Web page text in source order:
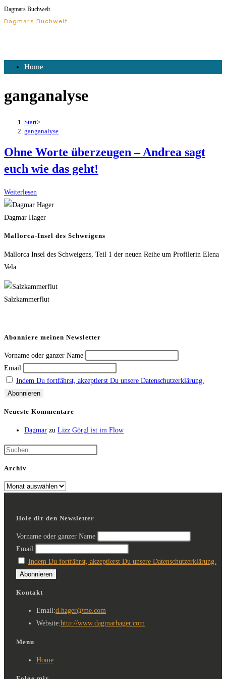
Dagmars Buchwelt
Dagmars Buchwelt
Home
ganganalyse
Start>
ganganalyse
Ohne Worte überzeugen – Andrea sagt
euch wie das geht!
Weiterlesen
Dagmar Hager
Mallorca-Insel des Schweigens
Mallorca Insel des Schweigens, Teil 1 der neuen Reihe um Profilerin Elena
Vela
Salzkammerflut
Abonniere meinen Newsletter
Vorname oder ganzer Name
Email
Indem Du fortfährst, akzeptierst Du unsere Datenschutzerklärung.
Neueste Kommentare
Dagmar zu Lizz Görgl ist im Flow
Archiv
Hole dir den Newsletter
Vorname oder ganzer Name
Email
Indem Du fortfährst, akzeptierst Du unsere Datenschutzerklärung.
Kontakt
Email:d.hager@me.com
Website:http://www.dagmarhager.com
Menu
Home